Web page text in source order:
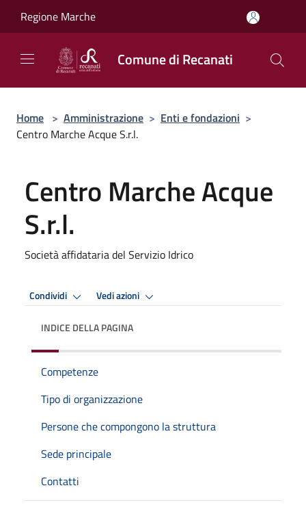
Regione Marche
Comune di Recanati
Home > Amministrazione > Enti e fondazioni >
Centro Marche Acque S.r.l.
Centro Marche Acque
S.r.l.
Società affidataria del Servizio Idrico
Condividi Vedi azioni
INDICE DELLA PAGINA
Competenze
Tipo di organizzazione
Persone che compongono la struttura
Sede principale
Contatti